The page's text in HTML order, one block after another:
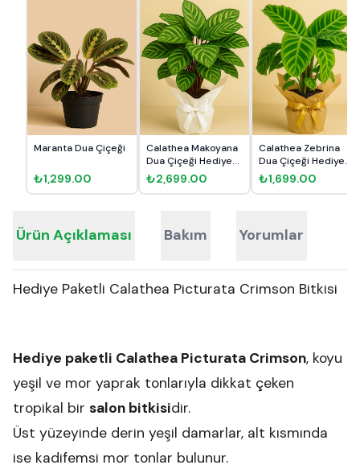
Maranta Dua Çiçeği
₺1,299.00
Calathea Makoyana
Dua Çiçeği Hediye
Pake...
₺2,699.00
Calathea Zebrina
Dua Çiçeği Hediye
Paket...
₺1,699.00
Ürün Açıklaması Bakım Yorumlar
Hediye Paketli Calathea Picturata Crimson Bitkisi
Hediye paketli Calathea Picturata Crimson, koyu
yeşil ve mor yaprak tonlarıyla dikkat çeken
tropikal bir salon bitkisidir.
Üst yüzeyinde derin yeşil damarlar, alt kısmında
ise kadifemsi mor tonlar bulunur.